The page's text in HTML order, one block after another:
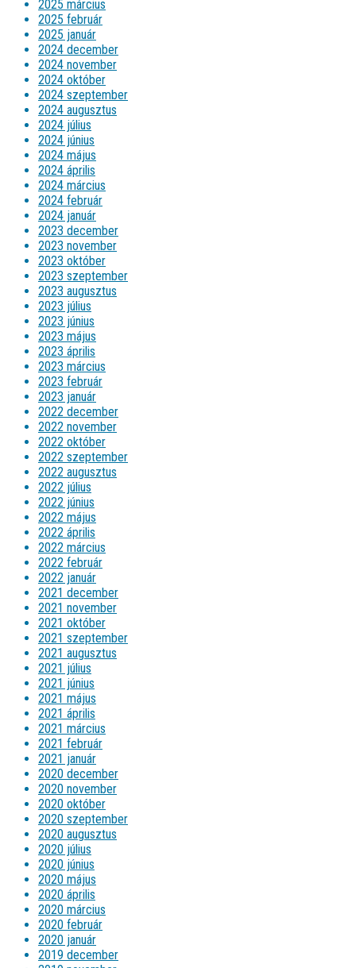
2025 március
2025 február
2025 január
2024 december
2024 november
2024 október
2024 szeptember
2024 augusztus
2024 július
2024 június
2024 május
2024 április
2024 március
2024 február
2024 január
2023 december
2023 november
2023 október
2023 szeptember
2023 augusztus
2023 július
2023 június
2023 május
2023 április
2023 március
2023 február
2023 január
2022 december
2022 november
2022 október
2022 szeptember
2022 augusztus
2022 július
2022 június
2022 május
2022 április
2022 március
2022 február
2022 január
2021 december
2021 november
2021 október
2021 szeptember
2021 augusztus
2021 július
2021 június
2021 május
2021 április
2021 március
2021 február
2021 január
2020 december
2020 november
2020 október
2020 szeptember
2020 augusztus
2020 július
2020 június
2020 május
2020 április
2020 március
2020 február
2020 január
2019 december